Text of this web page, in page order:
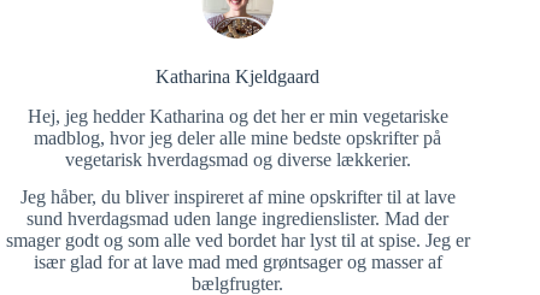
Katharina Kjeldgaard
Hej, jeg hedder Katharina og det her er min vegetariske
madblog, hvor jeg deler alle mine bedste opskrifter på
vegetarisk hverdagsmad og diverse lækkerier.
Jeg håber, du bliver inspireret af mine opskrifter til at lave
sund hverdagsmad uden lange ingredienslister. Mad der
smager godt og som alle ved bordet har lyst til at spise. Jeg er
især glad for at lave mad med grøntsager og masser af
bælgfrugter.